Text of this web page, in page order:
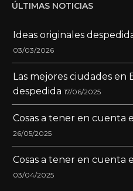
ÚLTIMAS NOTICIAS
Ideas originales
03/03/2026
Las mejores ciudades en
despedida 17/06/2025
Cosas a tener en cuenta
26/05/2025
Cosas a tener en cuenta
03/04/2025